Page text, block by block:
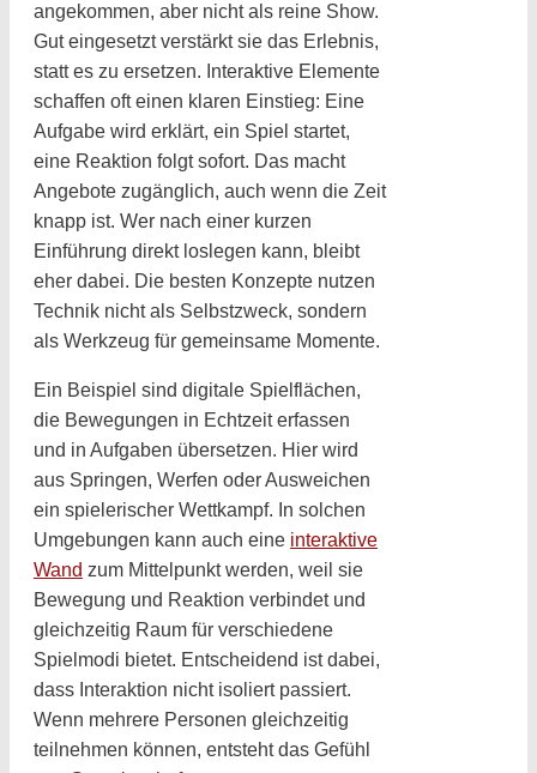
angekommen, aber nicht als reine Show.
Gut eingesetzt verstärkt sie das Erlebnis,
statt es zu ersetzen. Interaktive Elemente
schaffen oft einen klaren Einstieg: Eine
Aufgabe wird erklärt, ein Spiel startet,
eine Reaktion folgt sofort. Das macht
Angebote zugänglich, auch wenn die Zeit
knapp ist. Wer nach einer kurzen
Einführung direkt loslegen kann, bleibt
eher dabei. Die besten Konzepte nutzen
Technik nicht als Selbstzweck, sondern
als Werkzeug für gemeinsame Momente.
Ein Beispiel sind digitale Spielflächen,
die Bewegungen in Echtzeit erfassen
und in Aufgaben übersetzen. Hier wird
aus Springen, Werfen oder Ausweichen
ein spielerischer Wettkampf. In solchen
Umgebungen kann auch eine interaktive
Wand zum Mittelpunkt werden, weil sie
Bewegung und Reaktion verbindet und
gleichzeitig Raum für verschiedene
Spielmodi bietet. Entscheidend ist dabei,
dass Interaktion nicht isoliert passiert.
Wenn mehrere Personen gleichzeitig
teilnehmen können, entsteht das Gefühl